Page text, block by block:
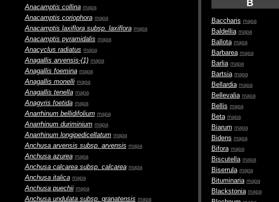
Anacamptis collina mapa
Anacamptis coriophora mapa
Anacamptis laxiflorasubsp. laxiflora mapa
Anacamptis pyramidalis mapa
Anacyclus radiatus mapa
Anagallis arvensis-(1) mapa
Anagallis foemina mapa
Anagallis monelli mapa
Anagallis tenella mapa
Anagyris foetida mapa
Anarrhinum bellidifolium mapa
Anarrhinum duriminium mapa
Anarrhinum longipedicellatum mapa
Anchusa arvensis subsp. arvensis mapa
Anchusa azurea mapa
Anchusa calcareasubsp. calcarea mapa
Anchusa italica mapa
Anchusa puechii mapa
Anchusa undulatasubsp. granatensis mapa
B
Baccharis mapa
Baldellia mapa
Ballota mapa
Barbarea mapa
Barlia mapa
Bartsia mapa
Bellardia mapa
Bellevalia mapa
Bellis mapa
Beta mapa
Biarum mapa
Bidens mapa
Bifora mapa
Biscutella mapa
Biserrula mapa
Bituminaria mapa
Blackstonia mapa